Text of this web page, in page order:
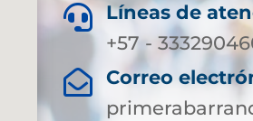

Líneas de
+57 -

Correo